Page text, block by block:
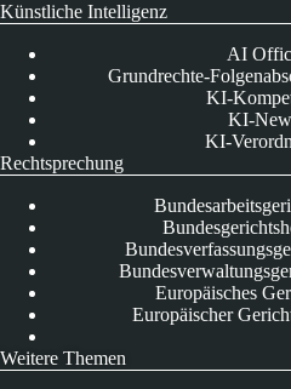
Künstliche Intelligenz
AI
Grundrechte-
KI-
KI-
KI-
Rechtsprechung
Europäisches
Europäischer
Weitere Themen